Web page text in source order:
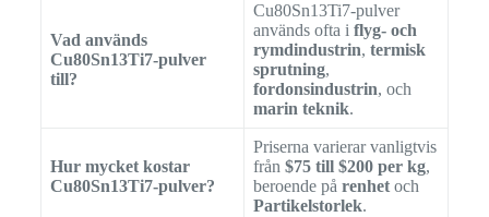
Vad används
Cu80Sn13Ti7-pulver
till?
Cu80Sn13Ti7-pulver
används ofta i flyg- och
rymdindustrin, termisk
sprutning,
fordonsindustrin, och
marin teknik.
Hur mycket kostar
Cu80Sn13Ti7-pulver?
Priserna varierar vanligtvis
från $75 till $200 per kg,
beroende på renhetoch
Partikelstorlek.